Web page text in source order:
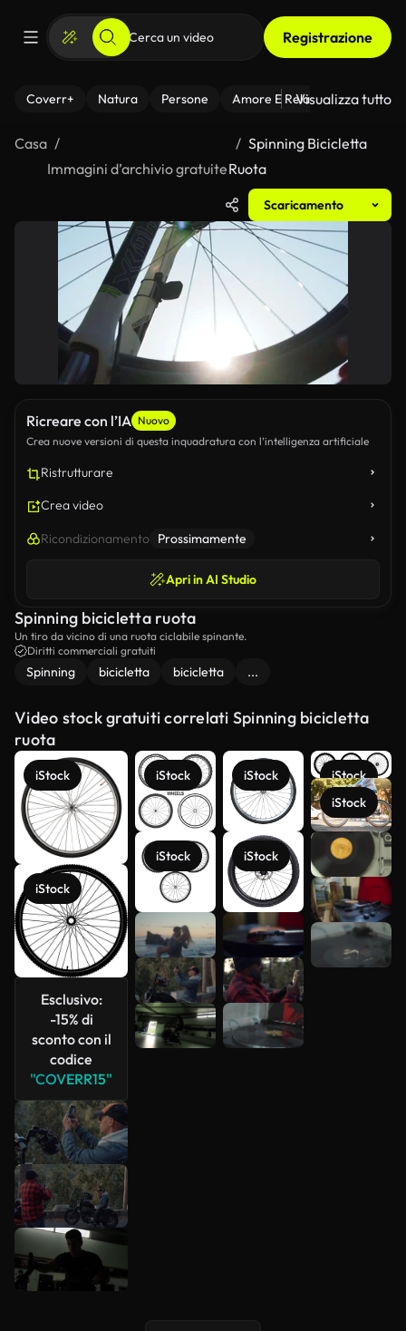
Registrazione
Coverr+ Natura Persone Amore E Relazioni Il
Visualizza tutto
Casa
Immagini d’archivio gratuite
Spinning Bicicletta
Ruota
Scaricamento
Ricreare con l’IA Nuovo
Crea nuove versioni di questa inquadratura con l’intelligenza artificiale
Ristrutturare
Crea video
Ricondizionamento Prossimamente
Apri in AI Studio
Spinning bicicletta ruota
Un tiro da vicino di una ruota ciclabile spinante.
Diritti commerciali gratuiti
Spinning bicicletta bicicletta ...
Video stock gratuiti correlati Spinning bicicletta
ruota
iStock
iStock
Esclusivo:
-15% di
sconto con il
codice
"COVERR15"
iStock
iStock
iStock
iStock
iStock
iStock
Scopri di
più